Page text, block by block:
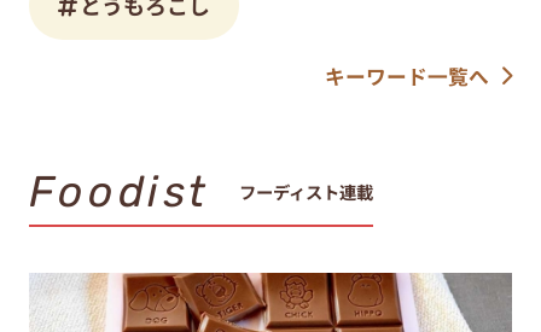
キーワード一覧へ
Foodist フーディスト連載